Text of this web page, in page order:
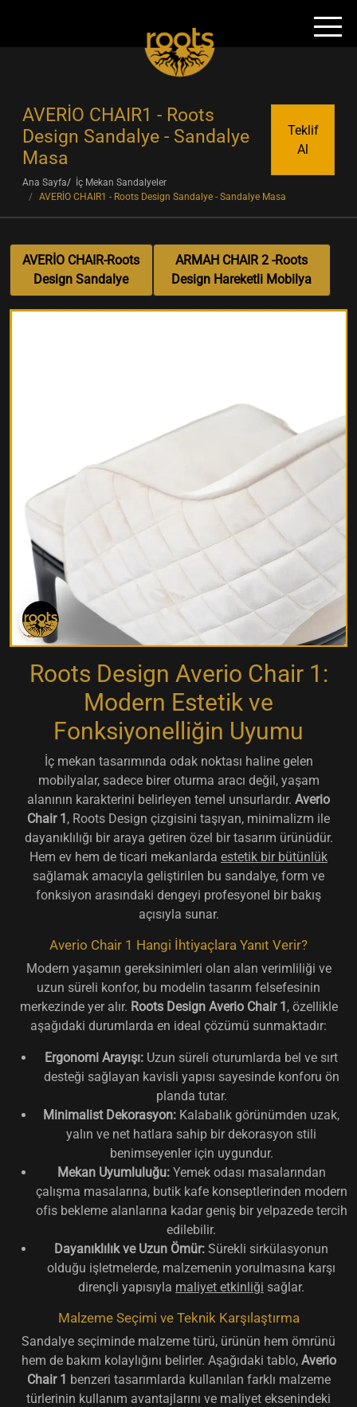
AVERİO CHAIR1 - Roots
Design Sandalye - Sandalye
Masa
Teklif
Al
Ana Sayfa
İç Mekan Sandalyeler
AVERİO CHAIR1 - Roots Design Sandalye - Sandalye Masa
AVERİO CHAIR-Roots
Design Sandalye
ARMAH CHAIR 2 -Roots
Design Hareketli Mobilya
Roots Design Averio Chair 1:
Modern Estetik ve
Fonksiyonelliğin Uyumu
İç mekan tasarımında odak noktası haline gelen
mobilyalar, sadece birer oturma aracı değil, yaşam
alanının karakterini belirleyen temel unsurlardır. Averio
Chair 1 , Roots Design çizgisini taşıyan, minimalizm ile
dayanıklılığı bir araya getiren özel bir tasarım ürünüdür.
Hem ev hem de ticari mekanlarda estetik bir bütünlük
sağlamak amacıyla geliştirilen bu sandalye, form ve
fonksiyon arasındaki dengeyi profesyonel bir bakış
açısıyla sunar.
Averio Chair 1 Hangi İhtiyaçlara Yanıt Verir?
Modern yaşamın gereksinimleri olan alan verimliliği ve
uzun süreli konfor, bu modelin tasarım felsefesinin
merkezinde yer alır. Roots Design Averio Chair 1 , özellikle
aşağıdaki durumlarda en ideal çözümü sunmaktadır:
Ergonomi Arayışı: Uzun süreli oturumlarda bel ve sırt
desteği sağlayan kavisli yapısı sayesinde konforu ön
planda tutar.
Minimalist Dekorasyon: Kalabalık görünümden uzak,
yalın ve net hatlara sahip bir dekorasyon stili
benimseyenler için uygundur.
Mekan Uyumluluğu:Yemek odası masalarından
çalışma masalarına, butik kafe konseptlerinden modern
ofis bekleme alanlarına kadar geniş bir yelpazede tercih
edilebilir.
Dayanıklılık ve Uzun Ömür: Sürekli sirkülasyonun
olduğu işletmelerde, malzemenin yorulmasına karşı
dirençli yapısıyla maliyet etkinliği sağlar.
Malzeme Seçimi ve Teknik Karşılaştırma
Sandalye seçiminde malzeme türü, ürünün hem ömrünü
hem de bakım kolaylığını belirler. Aşağıdaki tablo, Averio
Chair 1 benzeri tasarımlarda kullanılan farklı malzeme
türlerinin kullanım avantajlarını ve maliyet eksenindeki